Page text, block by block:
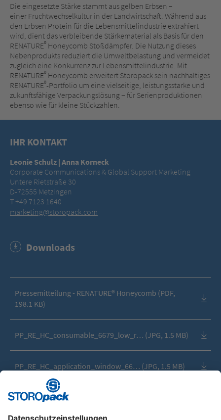
Die eingesetzte Stärke stammt aus gelben Erbsen –
einer Fruchtwechselkultur in der Landwirtschaft. Während aus
den Erbsen Protein für die Lebensmittelindustrie extrahiert
wird, dient das verbleibende Stärkematerial als Basis für den
RENATURE® Honeycomb Stoßdämpfer. Die Nutzung dieses
Nebenprodukts reduziert die Umweltbelastung und vermeidet
zugleich eine Konkurrenz zur Lebensmittelindustrie. Mit
RENATURE® Honeycomb erweitert Storopack sein nachhaltiges
RENATURE®-Portfolio um eine vielseitige, leistungsstarke und
zukunftsfähige Verpackungslösung – für Serienproduktionen
ebenso wie für kleine Stückzahlen.
IHR KONTAKT
Leonie Schulz | Anna Korneck
Corporate Communications & Global Support Marketing
Untere Rietstraße 30
D-72555 Metzingen
T +49 7123 1640
marketing@storopack.com
Downloads
Pressemitteilung - RENATURE® Honeycomb (PDF,
198.1 KB)
PP_RE_HC_consumable_6679_low_r… (JPG, 1.5 MB)
PP_RE_HC_application_window_66… (JPG, 1.5 MB)